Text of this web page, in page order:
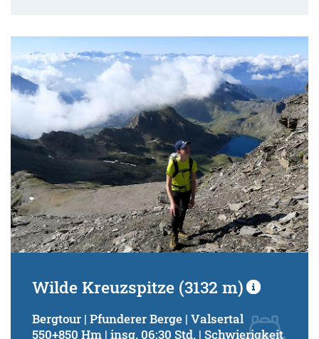
Wilde Kreuzspitze (3132 m)
Bergtour | Pfunderer Berge | Valsertal
550+850 Hm | insg. 06:30 Std. | Schwierigkeit